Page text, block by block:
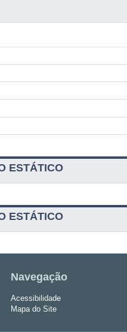
ESTÁTICO
ESTÁTICO
Navegação
Acessibilidade
Mapa do Site